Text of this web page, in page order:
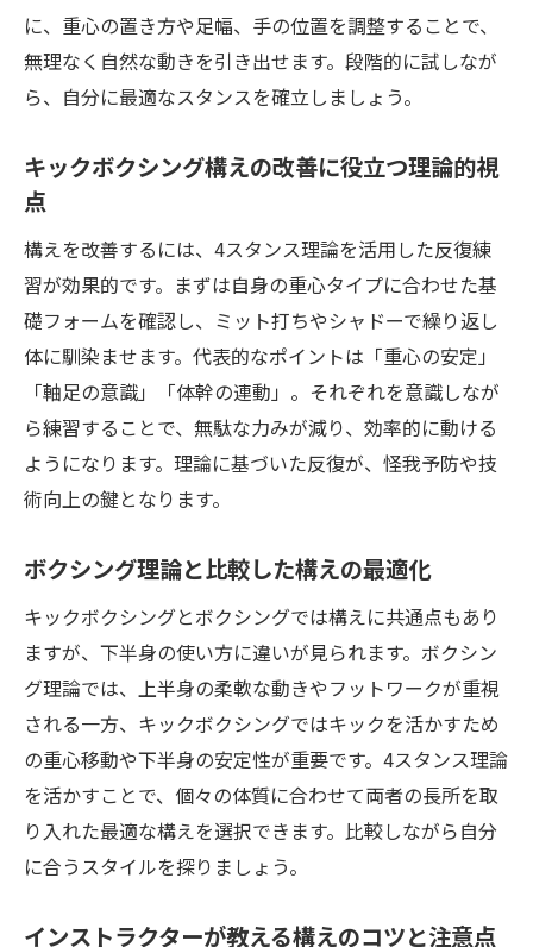
に、重心の置き方や足幅、手の位置を調整することで、
無理なく自然な動きを引き出せます。段階的に試しなが
ら、自分に最適なスタンスを確立しましょう。
キックボクシング構えの改善に役立つ理論的視
点
構えを改善するには、4スタンス理論を活用した反復練
習が効果的です。まずは自身の重心タイプに合わせた基
礎フォームを確認し、ミット打ちやシャドーで繰り返し
体に馴染ませます。代表的なポイントは「重心の安定」
「軸足の意識」「体幹の連動」。それぞれを意識しなが
ら練習することで、無駄な力みが減り、効率的に動ける
ようになります。理論に基づいた反復が、怪我予防や技
術向上の鍵となります。
ボクシング理論と比較した構えの最適化
キックボクシングとボクシングでは構えに共通点もあり
ますが、下半身の使い方に違いが見られます。ボクシン
グ理論では、上半身の柔軟な動きやフットワークが重視
される一方、キックボクシングではキックを活かすため
の重心移動や下半身の安定性が重要です。4スタンス理論
を活かすことで、個々の体質に合わせて両者の長所を取
り入れた最適な構えを選択できます。比較しながら自分
に合うスタイルを探りましょう。
インストラクターが教える構えのコツと注意点